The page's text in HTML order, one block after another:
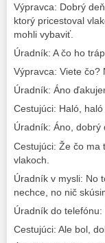
Výpravca: Dobrý
ktorý pricestoval
mohli vybaviť.
Úradník: A čo ho
Výpravca: Viete čo?
Úradník: Áno
Cestujúci: Haló,
Úradník: Áno, dobrý
Cestujúci: Že čo ma
vlakoch.
Úradník v mysli: No
nechce, no nič
Úradník do
Cestujúci: Ale bol,